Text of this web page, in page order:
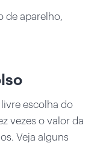
de aparelho,
escolha do
vezes o valor da
Veja alguns